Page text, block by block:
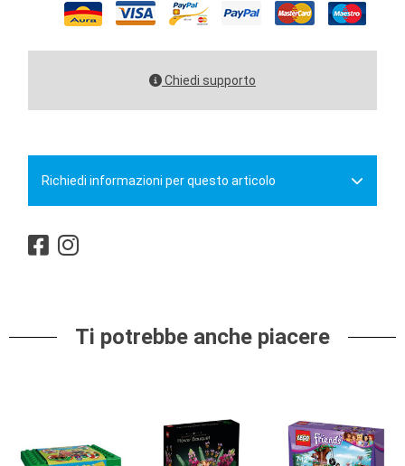
Chiedi supporto
Richiedi informazioni per questo articolo
Ti potrebbe anche piacere